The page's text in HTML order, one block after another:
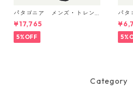
パタゴニア メンズ・トレン
トシェル 3L・レイン・パンツ
（ショート） (カラー Black)
Patagonia Men's Torrentshe
ll 3L Rain Pants - Short 日本
¥17,765
5%OFF
パタ
e
Category